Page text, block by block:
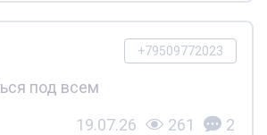
+79509772023
под всем
19.07.26 261 2